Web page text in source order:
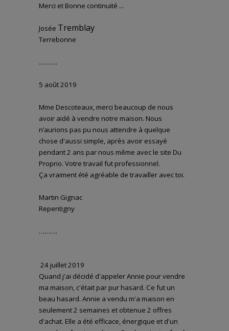
Merci et Bonne continuité ...
Josée Tremblay
Terrebonne
……….
5 août 2019
Mme Descoteaux, merci beaucoup de nous
avoir aidé à vendre notre maison. Nous
n’aurions pas pu nous attendre à quelque
chose d'aussi simple, après avoir essayé
pendant 2 ans par nous même avec le site Du
Proprio. Votre travail fut professionnel.
Ça vraiment été agréable de travailler avec toi.
Martin Gignac
Repentigny
……….
24 juillet 2019
Quand j'ai décidé d'appeler Annie pour vendre
ma maison, c'était par pur hasard. Ce fut un
beau hasard. Annie a vendu m'a maison en
seulement 2 semaines et obtenue 2 offres
d'achat. Elle a été efficace, énergique et d'un